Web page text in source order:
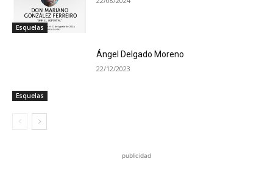
Esquelas
Esquelas
Ángel Delgado Moreno
22/12/2023
publicidad